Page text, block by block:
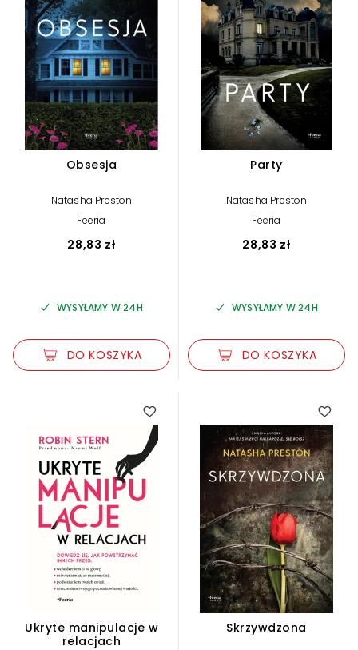
Obsesja
Natasha Preston
Feeria
28,83 zł
WYSYŁAMY W 24H
DO KOSZYKA
Party
Natasha Preston
Feeria
28,83 zł
WYSYŁAMY W 24H
DO KOSZYKA
Ukryte manipulacje w
relacjach
Skrzywdzona